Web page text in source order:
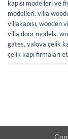
kapısı modelleri ve
modelleri,villa
villakapısı,wooden
villa door models,
gates,yalova çelik
çelik kapı firmaları